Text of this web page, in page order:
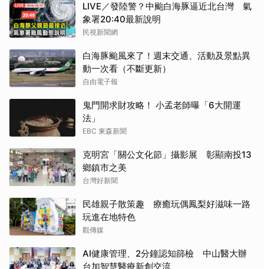
LIVE／發陸警？中颱白海豚逼近北台灣 氣
象署20:40最新說明
民視新聞網
白海豚颱風來了！週末交通、活動及景點異
動一次看（不斷更新）
自由電子報
鬼門開求財攻略！ 小孟老師曝「6大開運
法」
EBC 東森新聞
克明宮「關公文化節」攝影展 彰顯南投13
鄉鎮市之美
台灣好新聞
民雄親子散策趣 療癒玩偶鳳梨好滋味一路
玩進在地特色
觀傳媒
AI健康管理、2分鐘認知篩檢 中山醫大辦
台加智慧醫療新創交流